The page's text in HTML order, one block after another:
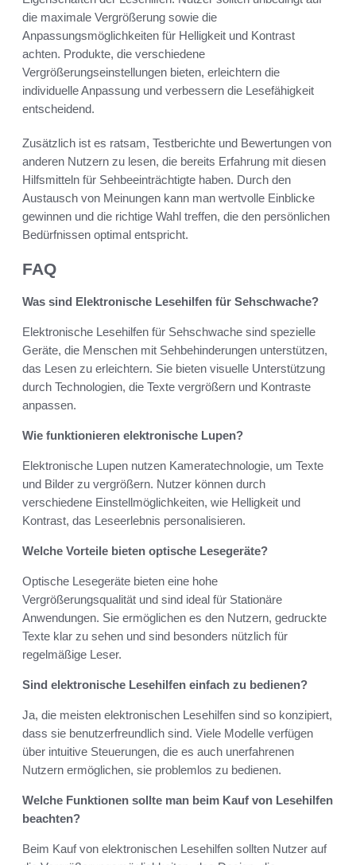
die maximale Vergrößerung sowie die
Anpassungsmöglichkeiten für Helligkeit und Kontrast
achten. Produkte, die verschiedene
Vergrößerungseinstellungen bieten, erleichtern die
individuelle Anpassung und verbessern die Lesefähigkeit
entscheidend.
Zusätzlich ist es ratsam, Testberichte und Bewertungen von
anderen Nutzern zu lesen, die bereits Erfahrung mit diesen
Hilfsmitteln für Sehbeeinträchtigte haben. Durch den
Austausch von Meinungen kann man wertvolle Einblicke
gewinnen und die richtige Wahl treffen, die den persönlichen
Bedürfnissen optimal entspricht.
FAQ
Was sind Elektronische Lesehilfen für Sehschwache?
Elektronische Lesehilfen für Sehschwache sind spezielle
Geräte, die Menschen mit Sehbehinderungen unterstützen,
das Lesen zu erleichtern. Sie bieten visuelle Unterstützung
durch Technologien, die Texte vergrößern und Kontraste
anpassen.
Wie funktionieren elektronische Lupen?
Elektronische Lupen nutzen Kameratechnologie, um Texte
und Bilder zu vergrößern. Nutzer können durch
verschiedene Einstellmöglichkeiten, wie Helligkeit und
Kontrast, das Leseerlebnis personalisieren.
Welche Vorteile bieten optische Lesegeräte?
Optische Lesegeräte bieten eine hohe
Vergrößerungsqualität und sind ideal für Stationäre
Anwendungen. Sie ermöglichen es den Nutzern, gedruckte
Texte klar zu sehen und sind besonders nützlich für
regelmäßige Leser.
Sind elektronische Lesehilfen einfach zu bedienen?
Ja, die meisten elektronischen Lesehilfen sind so konzipiert,
dass sie benutzerfreundlich sind. Viele Modelle verfügen
über intuitive Steuerungen, die es auch unerfahrenen
Nutzern ermöglichen, sie problemlos zu bedienen.
Welche Funktionen sollte man beim Kauf von Lesehilfen
beachten?
Beim Kauf von elektronischen Lesehilfen sollten Nutzer auf